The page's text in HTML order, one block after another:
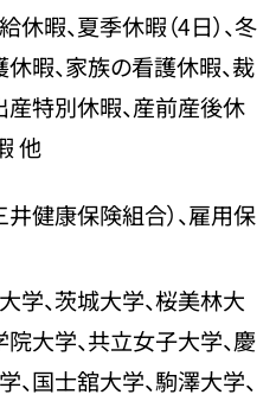
暇、夏季休暇（4日）、冬
休暇、家族の看護休暇、裁
産特別休暇、産前産後休
他
井健康保険組合）、雇用保
学、茨城大学、桜美林大
院大学、共立女子大学、慶
国士舘大学、駒澤大学、